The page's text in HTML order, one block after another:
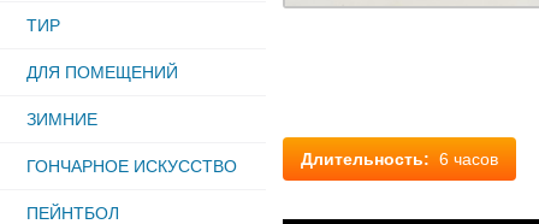
ТИР
ДЛЯ ПОМЕЩЕНИЙ
ЗИМНИЕ
ГОНЧАРНОЕ ИСКУССТВО
ПЕЙНТБОЛ
Длительность: 6 часов